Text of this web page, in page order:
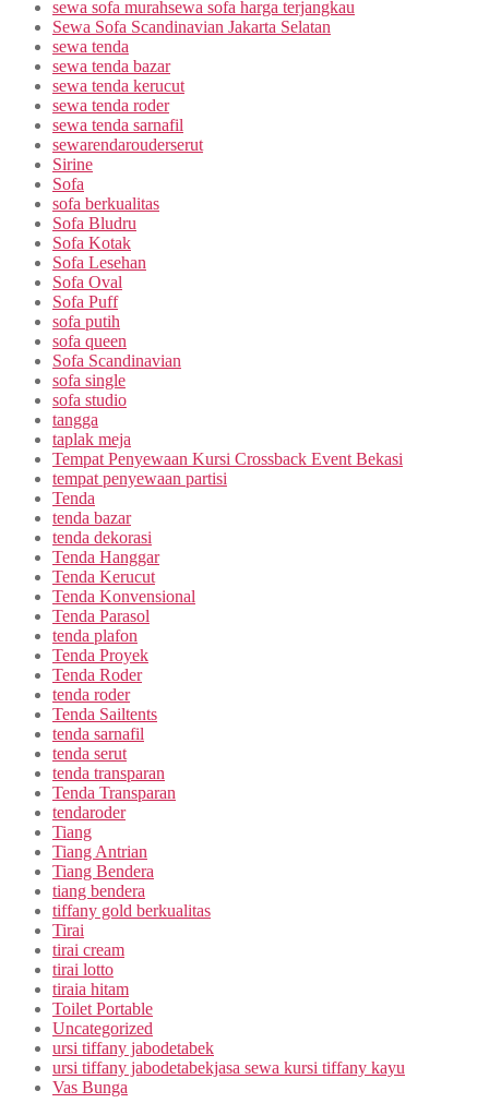
sewa sofa murahsewa sofa harga terjangkau
Sewa Sofa Scandinavian Jakarta Selatan
sewa tenda
sewa tenda bazar
sewa tenda kerucut
sewa tenda roder
sewa tenda sarnafil
sewarendarouderserut
Sirine
Sofa
sofa berkualitas
Sofa Bludru
Sofa Kotak
Sofa Lesehan
Sofa Oval
Sofa Puff
sofa putih
sofa queen
Sofa Scandinavian
sofa single
sofa studio
tangga
taplak meja
Tempat Penyewaan Kursi Crossback Event Bekasi
tempat penyewaan partisi
Tenda
tenda bazar
tenda dekorasi
Tenda Hanggar
Tenda Kerucut
Tenda Konvensional
Tenda Parasol
tenda plafon
Tenda Proyek
Tenda Roder
tenda roder
Tenda Sailtents
tenda sarnafil
tenda serut
tenda transparan
Tenda Transparan
tendaroder
Tiang
Tiang Antrian
Tiang Bendera
tiang bendera
tiffany gold berkualitas
Tirai
tirai cream
tirai lotto
tiraia hitam
Toilet Portable
Uncategorized
ursi tiffany jabodetabek
ursi tiffany jabodetabekjasa sewa kursi tiffany kayu
Vas Bunga